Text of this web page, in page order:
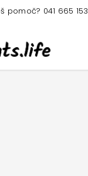
pomoč? 041 665 153